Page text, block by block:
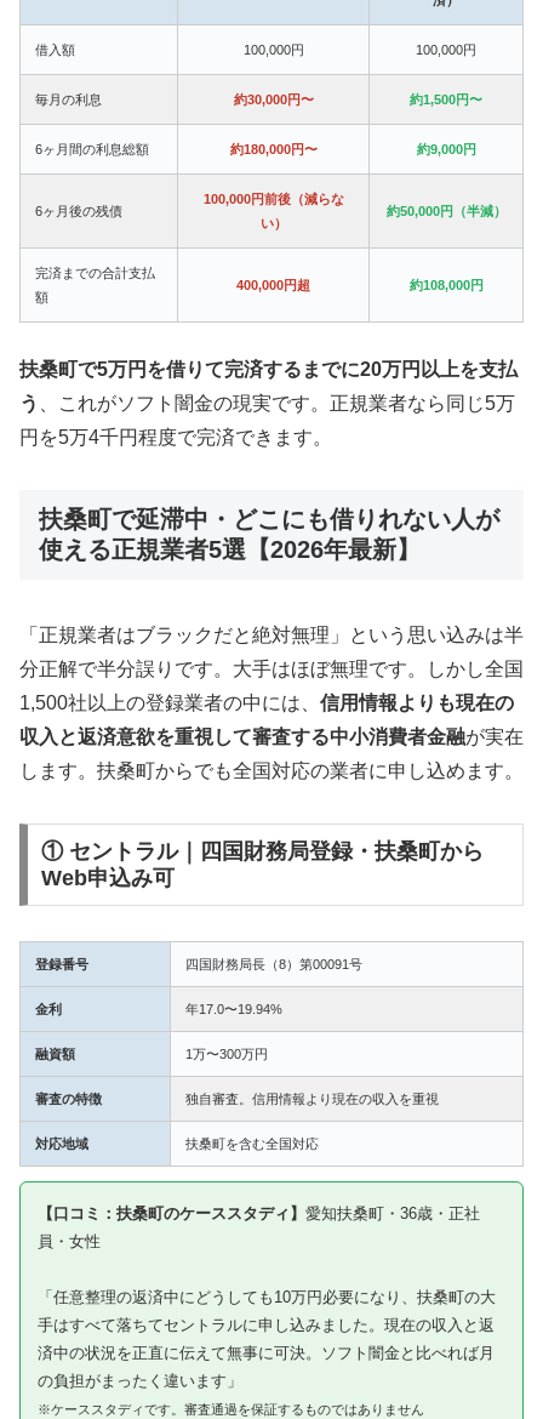
借入額 100,000円 100,000円
毎月の利息 約30,000円〜 約1,500円〜
6ヶ月間の利息総額 約180,000円〜 約9,000円
6ヶ月後の残債
100,000円前後（減らな
い）
約50,000円（半減）
完済までの合計支払
額
400,000円超 約108,000円
扶桑町で5万円を借りて完済するまでに20万円以上を支払
う
、これがソフト闇金の現実です。正規業者なら同じ5万
円を5万4千円程度で完済できます。
扶桑町で延滞中・どこにも借りれない人が
使える正規業者5選【2026年最新】
「正規業者はブラックだと絶対無理」という思い込みは半
分正解で半分誤りです。大手はほぼ無理です。しかし全国
1,500社以上の登録業者の中には、 信用情報よりも現在の
収入と返済意欲を重視して審査する中小消費者金融が実在
します。扶桑町からでも全国対応の業者に申し込めます。
① セントラル｜四国財務局登録・扶桑町から
Web申込み可
登録番号 四国財務局長（8）第00091号
金利 年17.0〜19.94%
融資額 1万〜300万円
審査の特徴 独自審査。信用情報より現在の収入を重視
対応地域 扶桑町を含む全国対応
【口コミ：扶桑町のケーススタディ】 愛知扶桑町・36歳・正社
員・女性
「任意整理の返済中にどうしても10万円必要になり、扶桑町の大
手はすべて落ちてセントラルに申し込みました。現在の収入と返
済中の状況を正直に伝えて無事に可決。ソフト闇金と比べれば月
の負担がまったく違います」
※ケーススタディです。審査通過を保証するものではありません